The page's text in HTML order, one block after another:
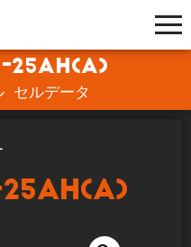
25Ah(A)
セルデータ
25Ah(A)